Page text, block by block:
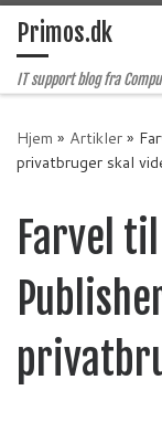
Fortsæt til indhold
Primos.dk
IT support blog fra
Hjem » Artikler»
privatbruger skal
Farvel